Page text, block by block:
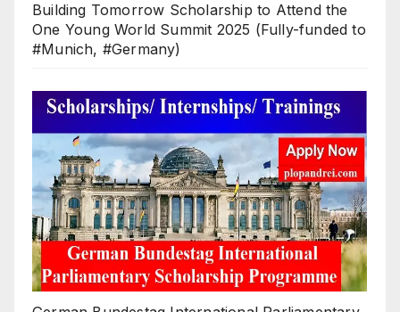
Building Tomorrow Scholarship to Attend the
One Young World Summit 2025 (Fully-funded to
#Munich, #Germany)